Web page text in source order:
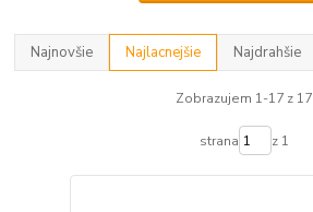
Najnovšie Najlacnejšie Najdrahšie
Zobrazujem 1-17 z 17
strana z 1